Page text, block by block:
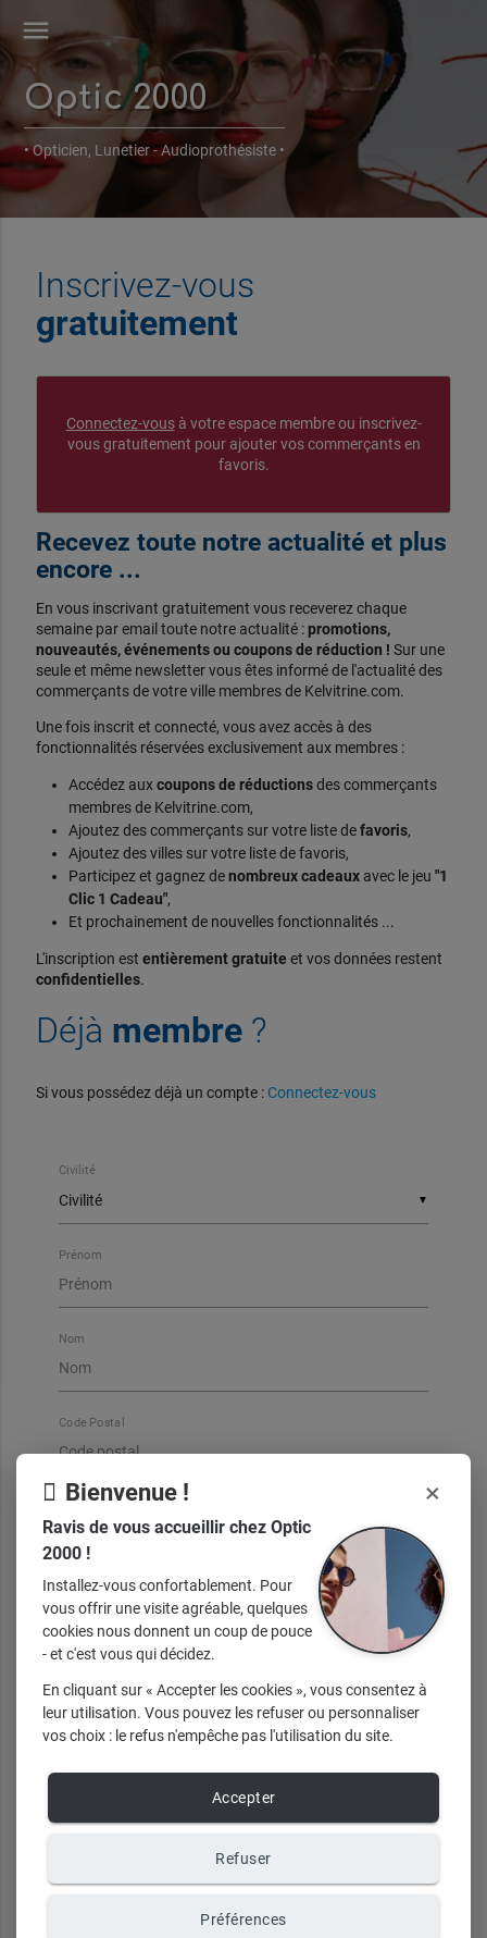
menu
Optic 2000
• Opticien, Lunetier - Audioprothésiste •
Inscrivez-vous
gratuitement
Connectez-vousà votre espace membre ou inscrivez-
vous gratuitement pour ajouter vos commerçants en
favoris.
Recevez toute notre actualité et plus
encore ...
En vous inscrivant gratuitement vous receverez chaque
semaine par email toute notre actualité :promotions,
nouveautés, événements ou coupons de réduction ! Sur une
seule et même newsletter vous êtes informé de l'actualité des
commerçants de votre ville membres de Kelvitrine.com.
Une fois inscrit et connecté, vous avez accès à des
fonctionnalités réservées exclusivement aux membres :
Accédez auxcoupons de réductionsdes commerçants
membres de Kelvitrine.com,
Ajoutez des commerçants sur votre liste defavoris,
Ajoutez des villes sur votre liste de favoris,
Participez et gagnez denombreux cadeauxavec le jeu "1
Clic 1 Cadeau",
Et prochainement de nouvelles fonctionnalités ...
L'inscription est entièrement gratuite et vos données restent
confidentielles.
Déjà membre?
Si vous possédez déjà un compte : Connectez-vous
▼
Civilité
Prénom
Nom
Code Postal
Votre mot de passe doit être composé d'au moins 8 caractères
et contenir au moins une majuscule, une minuscule et un
chiffre. Les caractères spéciaux ne sont pas autorisés.
Bienvenue ! ×
Ravis de vous accueillir chez Optic
2000 !
Installez-vous confortablement. Pour
vous offrir une visite agréable, quelques
cookies nous donnent un coup de pouce
- et c'est vous qui décidez.
En cliquant sur « Accepter les cookies », vous consentez à
leur utilisation. Vous pouvez les refuser ou personnaliser
vos choix : le refus n'empêche pas l'utilisation du site.
Accepter
Refuser
Préférences